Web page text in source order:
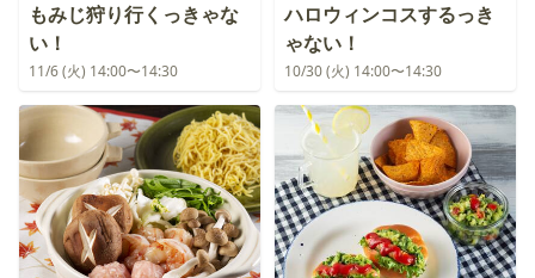
もみじ狩り行くっきゃな
い！
11/6 (火) 14:00〜14:30
ハロウィンコスするっき
ゃない！
10/30 (火) 14:00〜14:30